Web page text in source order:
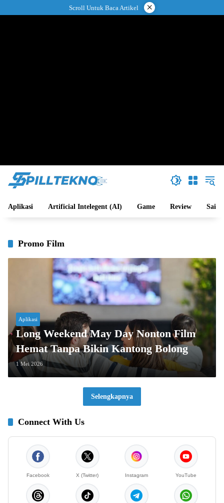
ke
Scroll Untuk Baca Artikel ×
Aplikasi Artificial Intelegent (AI) Game Review Sains
Promo Film
Aplikasi
Long Weekend May Day Nonton Film
Hemat Tanpa Bikin Kantong Bolong
1 Mei 2026
Selengkapnya
Connect With Us
Facebook X (Twitter) Instagram YouTube